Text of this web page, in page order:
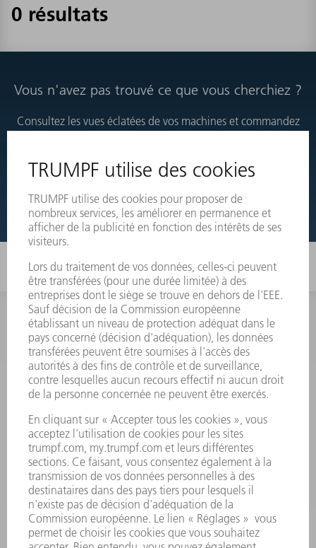
0 résultats
Vous n'avez pas trouvé ce que vous cherchiez ?
Consultez les vues éclatées de vos machines et commandez
VUES ÉCLATÉES
INFORMATION
Foire aux questions
Termes et conditions
CONTACT
01 48 17 37 73
Lun - Jeu 08:00h - 16:30h
Ven 08:00h - 12:30h
outillages@fr.TRUMPF.com
CONTACT
Pièces Détachées
01 48 17 37 57
Lun – Ven 8:30h - 17:30h
pieces.detachees@trumpf.com